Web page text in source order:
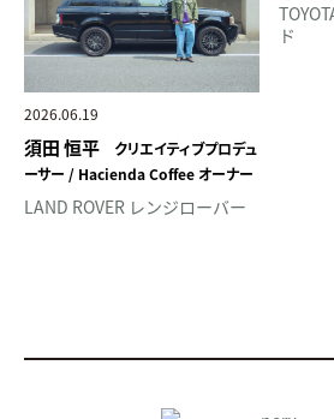
2026.06.19
須田 恒平
クリエイティブプロデュ
ーサー / Hacienda Coffee オーナー
LAND ROVER レンジローバー
ド